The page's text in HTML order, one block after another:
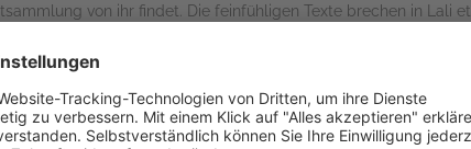
von ihr findet. Die feinfühligen Texte brechen in Lali
in ihrem Leben verlässt sie ihr Nest in Cornwall und geht
großes Familiengeheimnis …
-Saga um fünf Frauen, fünf Kontinente und ein